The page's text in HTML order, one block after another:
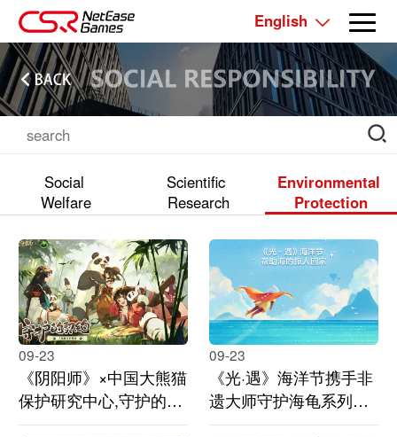
English
All Reports
Social
Welfare
Scientific
Research
Environmental
Protection
09-23
《阴阳师》×中国大熊猫
保护研究中心,守护的契
约全新篇章开启！
09-23
《光·遇》海洋节携手非
遗大师守护海龟系列公
益